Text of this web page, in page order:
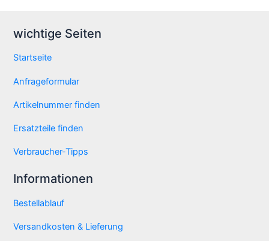
wichtige Seiten
Startseite
Anfrageformular
Artikelnummer finden
Ersatzteile finden
Verbraucher-Tipps
Informationen
Bestellablauf
Versandkosten & Lieferung